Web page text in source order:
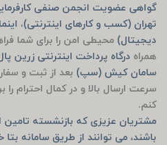
گواهی عضویت انجمن صنفی
تهران (کسب و کارهای اینترنتی)،
دیجیتال) محیطی امن را برای شما
همراه درگاه پرداخت اینترنتی زرین
سامان کیش (سپ) بعد از ثبت و
سرعت ارسال بالا و در کمال احترام
کنم.
مشتریان عزیزی که بازنشسته تامین
باشند، می توانند از طریق سامانه